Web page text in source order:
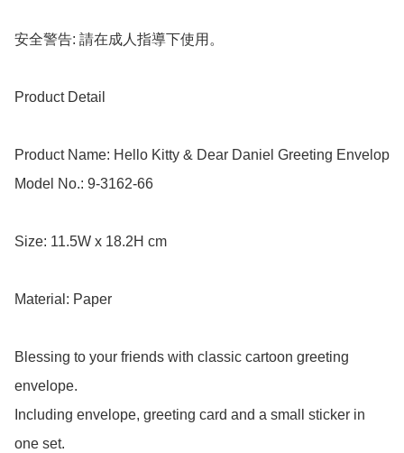
安全警告: 請在成人指導下使用。
Product Detail
Product Name: Hello Kitty & Dear Daniel Greeting Envelop
Model No.: 9-3162-66
Size: 11.5W x 18.2H cm
Material: Paper
Blessing to your friends with classic cartoon greeting
envelope.
Including envelope, greeting card and a small sticker in
one set.